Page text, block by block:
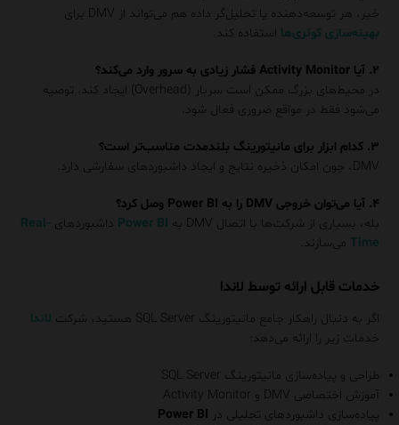
خیر، هر توسعه‌دهنده یا تحلیل‌گر داده هم می‌تواند از DMV برای
بهینه‌سازی کوئری‌ها استفاده کند.
۲. آیا Activity Monitor فشار زیادی به سرور وارد می‌کند؟
در محیط‌های بزرگ ممکن است سربار (Overhead) ایجاد کند. توصیه
می‌شود فقط در مواقع ضروری فعال شود.
۳. کدام ابزار برای مانیتورینگ بلندمدت مناسب‌تر است؟
DMV، چون امکان ذخیره نتایج و ایجاد داشبوردهای سفارشی دارد.
۴. آیا می‌توان خروجی DMV را به Power BI وصل کرد؟
بله، بسیاری از شرکت‌ها با اتصال DMV به
Power BI داشبوردهای Real-
Time می‌سازند.
خدمات قابل ارائه توسط لاندا
اگر به دنبال راهکار جامع مانیتورینگ SQL Server هستید، شرکت
لاندا
خدمات زیر را ارائه می‌دهد:
طراحی و پیاده‌سازی مانیتورینگ SQL Server
آموزش اختصاصی DMV و Activity Monitor
پیاده‌سازی داشبوردهای تحلیلی در Power BI